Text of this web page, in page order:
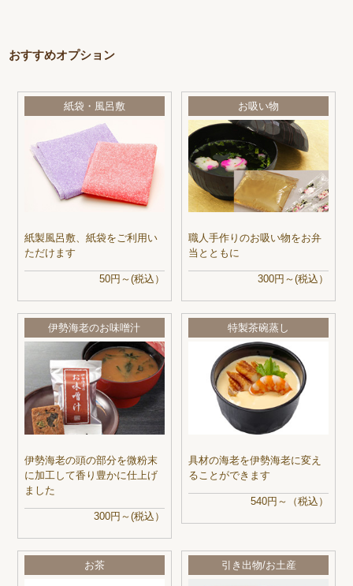
おすすめオプション
紙袋・風呂敷
紙製風呂敷、紙袋をご利用い
ただけます
50円～(税込）
お吸い物
職人手作りのお吸い物をお弁
当とともに
300円～(税込）
伊勢海老のお味噌汁
伊勢海老の頭の部分を微粉末
に加工して香り豊かに仕上げ
ました
300円～(税込）
特製茶碗蒸し
具材の海老を伊勢海老に変え
ることができます
540円～（税込）
お茶 引き出物/お土産